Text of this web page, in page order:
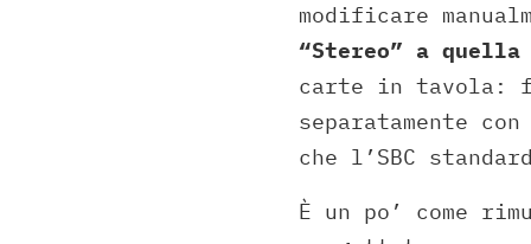
modificare
“Stereo” a quella
carte in tavola:
separatamente
che l’SBC
È un po’ come